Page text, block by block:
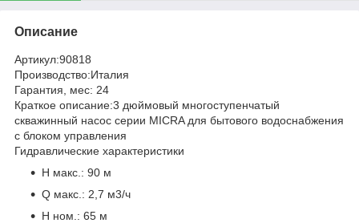
Описание
Артикул:90818
Производство:Италия
Гарантия, мес: 24
Краткое описание:3 дюймовый многоступенчатый
скважинный насос серии MICRA для бытового водоснабжения
с блоком управления
Гидравлические характеристики
H макс.: 90 м
Q макс.: 2,7 м3/ч
H ном.: 65 м